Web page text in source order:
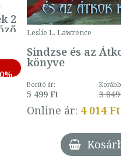
2
Leslie L. Lawrence
Sindzse és az Átkok
könyve
Borító ár:
5 499 Ft
Korábbi
3 849 Ft
Online ár: 4 014 Ft
Kosárba